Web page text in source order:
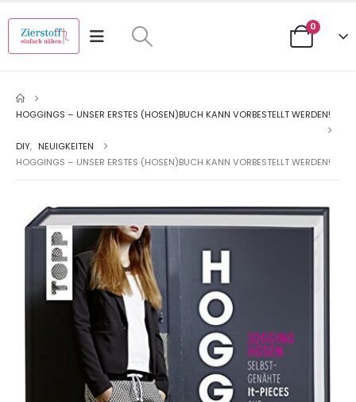
0
HOGGINGS – UNSER ERSTES (HOSEN)BUCH KANN VORBESTELLT WERDEN!
DIY, NEUIGKEITEN
HOGGINGS – UNSER ERSTES (HOSEN)BUCH KANN VORBESTELLT WERDEN!